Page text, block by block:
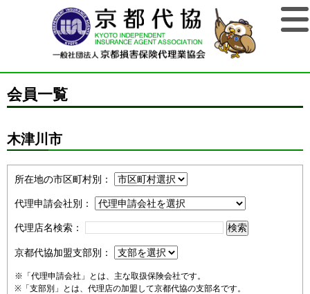
会員一覧
木津川市
所在地の市区町村別：
代理申請会社別：
代理店名検索：
京都代協加盟支部別：
※「代理申請会社」とは、主な取扱保険会社です。
※「支部別」とは、代理店の加盟して京都代協の支部名です。